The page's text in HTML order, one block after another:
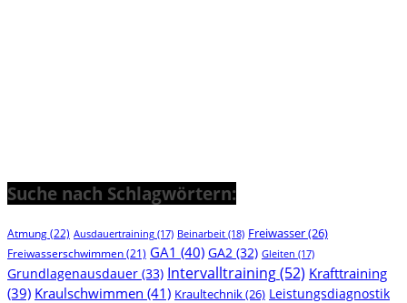
Suche nach Schlagwörtern:
Atmung(22) Ausdauertraining (17) Beinarbeit (18) Freiwasser(26)
Freiwasserschwimmen (21) GA1 (40) GA2 (32) Gleiten (17)
Grundlagenausdauer (33) Intervalltraining(52) Krafttraining
(39) Kraulschwimmen (41) Kraultechnik(26) Leistungsdiagnostik